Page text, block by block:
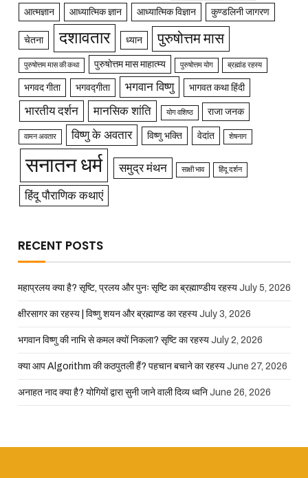
आत्मज्ञान आध्यात्मिक ज्ञान आध्यात्मिक विज्ञान कुण्डलिनी जागरण
चेतना दशावतार ध्यान पुरुषोत्तम मास
पुरुषोत्तम मास की कथा पुरुषोत्तम मास माहात्म्य पुरुषोत्तम योग ब्रह्मांड रहस्य
भगवद गीता भगवद्गीता भगवान विष्णु भागवत कथा हिंदी
भारतीय दर्शन मानसिक शांति योग वशिष्ठ राजा जनक
वामन अवतार विष्णु के अवतार विष्णु भक्ति वेदांत शेषनाग
सनातन धर्म समुद्र मंथन साक्षी भाव हिंदू दर्शन
हिंदू पौराणिक कथाएं
RECENT POSTS
महाप्रलय क्या है? सृष्टि, प्रलय और पुनः सृष्टि का ब्रह्माण्डीय रहस्य July 5, 2026
क्षीरसागर का रहस्य | विष्णु शयन और ब्रह्माण्ड का रहस्य July 3, 2026
भगवान विष्णु की नाभि से कमल क्यों निकला? सृष्टि का रहस्य July 2, 2026
क्या आप Algorithm की कठपुतली हैं? पहचान बचाने का रहस्य June 27, 2026
अनाहत नाद क्या है? योगियों द्वारा सुनी जाने वाली दिव्य ध्वनि June 26, 2026